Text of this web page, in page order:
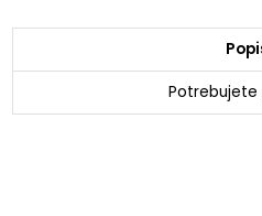
Potrebujete